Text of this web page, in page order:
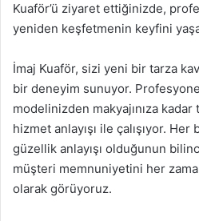
Kuaför’ü ziyaret ettiğinizde,
yeniden keşfetmenin keyfini
İmaj Kuaför, sizi yeni bir tarza
bir deneyim sunuyor.
modelinizden makyajınıza
hizmet anlayışı ile çalışıyor.
güzellik anlayışı olduğunun
müşteri memnuniyetini her
olarak görüyoruz.